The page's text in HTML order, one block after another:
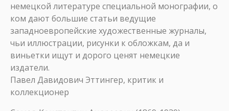
немецкой литературе специальной монографии, о
ком дают большие статьи ведущие
западноевропейские художественные журналы,
чьи иллюстрации, рисунки к обложкам, да и
виньетки ищут и дорого ценят немецкие
издатели.
Павел Давидович Эттингер, критик и
коллекционер